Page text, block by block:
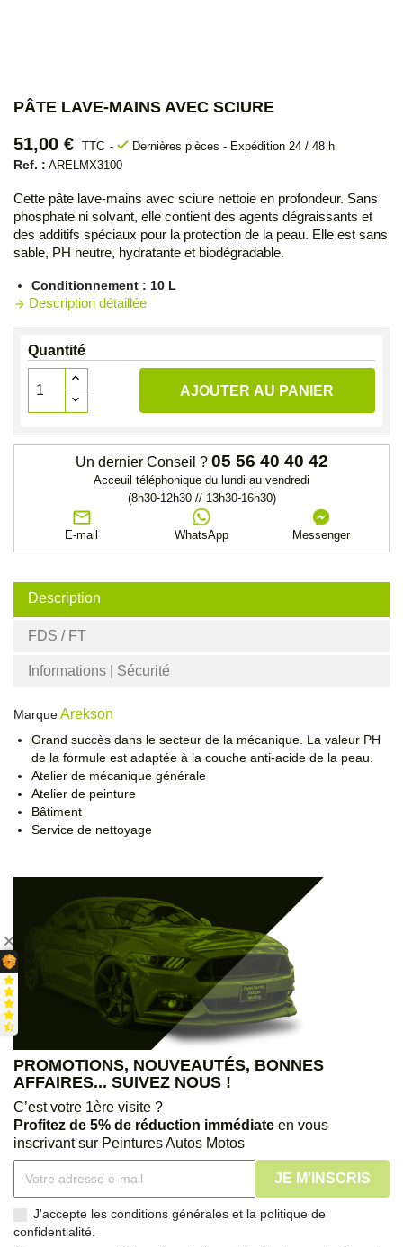
PÂTE LAVE-MAINS AVEC SCIURE
51,00 € TTC check Dernières pièces - Expédition 24 / 48 h
Ref. : ARELMX3100
Cette pâte lave-mains avec sciure nettoie en profondeur. Sans
phosphate ni solvant, elle contient des agents dégraissants et
des additifs spéciaux pour la protection de la peau. Elle est sans
sable, PH neutre, hydratante et biodégradable.
Conditionnement : 10 L
arrow_forward Description détaillée
Quantité
AJOUTER AU PANIER
Un dernier Conseil ? 05 56 40 40 42
Acceuil téléphonique du lundi au vendredi
(8h30-12h30 // 13h30-16h30)
E-mail WhatsApp Messenger
Description
FDS / FT
Informations | Sécurité
MarqueArekson
Grand succès dans le secteur de la mécanique. La valeur PH
de la formule est adaptée à la couche anti-acide de la peau.
Atelier de mécanique générale
Atelier de peinture
Bâtiment
Service de nettoyage
PROMOTIONS, NOUVEAUTÉS, BONNES
AFFAIRES... SUIVEZ NOUS !
C’est votre 1ère visite ?
Profitez de 5% de réduction immédiate en vous
inscrivant sur Peintures Autos Motos
J'accepte les conditions générales et la politique de
confidentialité.